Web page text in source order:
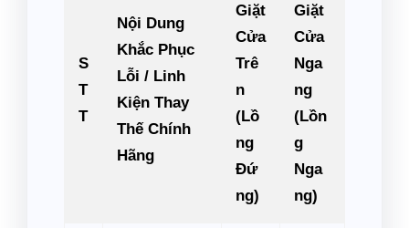
S
T
T
Nội Dung
Khắc Phục
Lỗi / Linh
Kiện Thay
Thế Chính
Hãng
Giặt
Cửa
Trê
n
(Lồ
ng
Đứ
ng)
Giặt
Cửa
Nga
ng
(Lồn
g
Nga
ng)